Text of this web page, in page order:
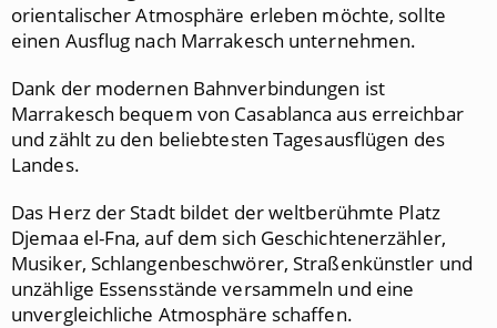
orientalischer Atmosphäre erleben möchte, sollte
einen Ausflug nach Marrakesch unternehmen.
Dank der modernen Bahnverbindungen ist
Marrakesch bequem von Casablanca aus erreichbar
und zählt zu den beliebtesten Tagesausflügen des
Landes.
Das Herz der Stadt bildet der weltberühmte Platz
Djemaa el-Fna, auf dem sich Geschichtenerzähler,
Musiker, Schlangenbeschwörer, Straßenkünstler und
unzählige Essensstände versammeln und eine
unvergleichliche Atmosphäre schaffen.